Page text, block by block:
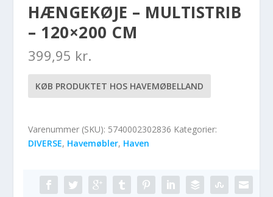
HÆNGEKØJE – MULTISTRIB
– 120×200 CM
399,95 kr.
KØB PRODUKTET HOS HAVEMØBELLAND
Varenummer (SKU): 5740002302836 Kategorier:
DIVERSE, Havemøbler, Haven